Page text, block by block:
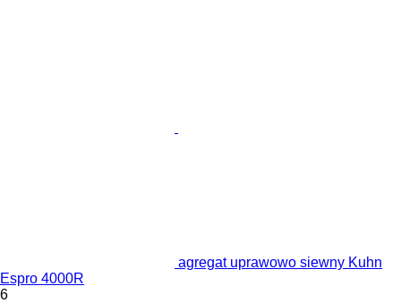
agregat uprawowo siewny Kuhn
Espro 4000R
6